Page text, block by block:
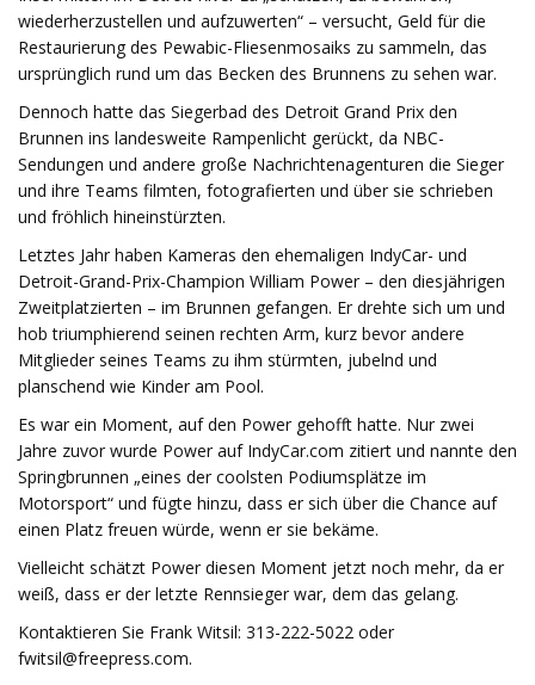
wiederherzustellen und aufzuwerten“ – versucht, Geld für die
Restaurierung des Pewabic-Fliesenmosaiks zu sammeln, das
ursprünglich rund um das Becken des Brunnens zu sehen war.
Dennoch hatte das Siegerbad des Detroit Grand Prix den
Brunnen ins landesweite Rampenlicht gerückt, da NBC-
Sendungen und andere große Nachrichtenagenturen die Sieger
und ihre Teams filmten, fotografierten und über sie schrieben
und fröhlich hineinstürzten.
Letztes Jahr haben Kameras den ehemaligen IndyCar- und
Detroit-Grand-Prix-Champion William Power – den diesjährigen
Zweitplatzierten – im Brunnen gefangen. Er drehte sich um und
hob triumphierend seinen rechten Arm, kurz bevor andere
Mitglieder seines Teams zu ihm stürmten, jubelnd und
planschend wie Kinder am Pool.
Es war ein Moment, auf den Power gehofft hatte. Nur zwei
Jahre zuvor wurde Power auf IndyCar.com zitiert und nannte den
Springbrunnen „eines der coolsten Podiumsplätze im
Motorsport“ und fügte hinzu, dass er sich über die Chance auf
einen Platz freuen würde, wenn er sie bekäme.
Vielleicht schätzt Power diesen Moment jetzt noch mehr, da er
weiß, dass er der letzte Rennsieger war, dem das gelang.
Kontaktieren Sie Frank Witsil: 313-222-5022 oder
fwitsil@freepress.com.